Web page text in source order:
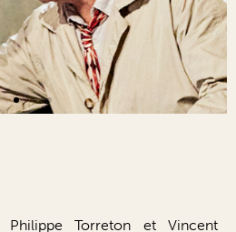
Torreton et Vincent